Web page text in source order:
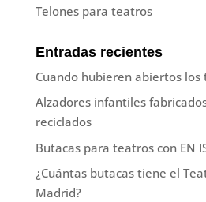
Telones para teatros
Entradas recientes
Cuando hubieren abiertos
Alzadores infantiles
reciclados
Butacas para teatros con EN
¿Cuántas butacas tiene el
Madrid?